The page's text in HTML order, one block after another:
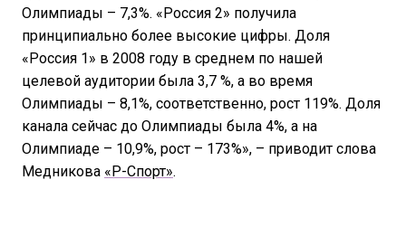
Олимпиады – 7,3%. «Россия 2» получила
принципиально более высокие цифры. Доля
«Россия 1» в 2008 году в среднем по нашей
целевой аудитории была 3,7 %, а во время
Олимпиады – 8,1%, соответственно, рост 119%. Доля
канала сейчас до Олимпиады была 4%, а на
Олимпиаде – 10,9%, рост – 173%», – приводит слова
Медникова «Р-Спорт».